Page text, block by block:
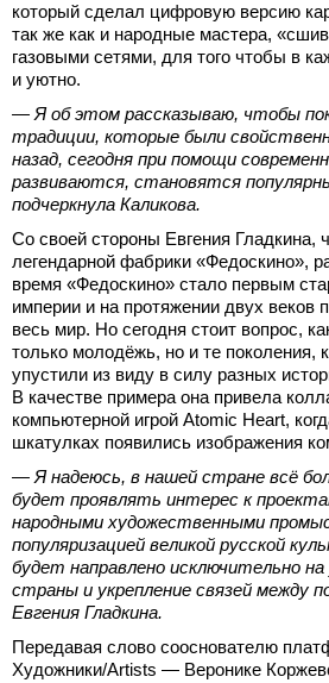
который сделал цифровую версию
так же как и народные мастера,
газовыми сетями, для того чтобы в
и уютно.
— Я об этом рассказываю, чтобы
традиции, которые были
назад, сегодня при помощи
развиваются, становятся
подчеркнула Каликова.
Со своей стороны Евгения Гладкина,
легендарной фабрики «Федоскино»,
время «Федоскино» стало первым
империи и на протяжении двух веков
весь мир. Но сегодня стоит вопрос,
только молодёжь, но и те поколения,
упустили из виду в силу разных
В качестве примера она привела
компьютерной игрой Atomic Heart,
шкатулках появились изображения
— Я надеюсь, в нашей стране всё
будет проявлять интерес к
народными художественными
популяризацией великой русской
будет направлено исключительно
страны и укрепление связей между
Евгения Гладкина.
Передавая слово сооснователю
Художники/Artists — Веронике